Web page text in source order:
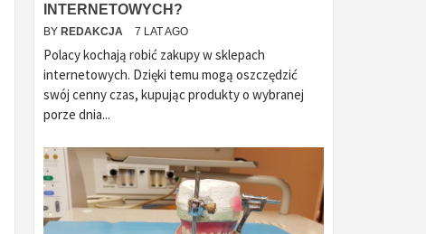
INTERNETOWYCH?
BY REDAKCJA 7 LAT AGO
Polacy kochają robić zakupy w sklepach
internetowych. Dzięki temu mogą oszczędzić
swój cenny czas, kupując produkty o wybranej
porze dnia...